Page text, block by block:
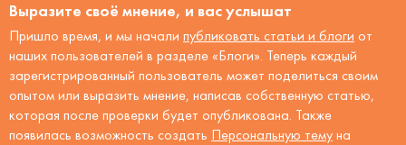
Выразите своё мнение, и вас услышат
Пришло время, и мы начали публиковать статьи и блоги от
наших пользователей в разделе «Блоги». Теперь каждый
зарегистрированный пользователь может поделиться своим
опытом или выразить мнение, написав собственную статью,
которая после проверки будет опубликована. Также
появилась возможность создать Персональную тему на